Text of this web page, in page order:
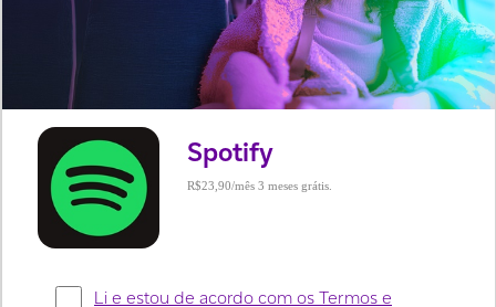
Spotify
R$23,90 3 meses grátis.